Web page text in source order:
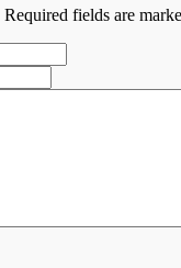
Required fields are